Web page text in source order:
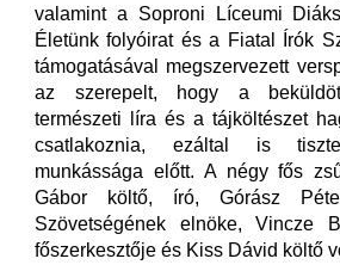
valamint a Soproni Líceumi
Életünk folyóirat és a Fiatal Írók
támogatásával megszervezett
az szerepelt, hogy a
természeti líra és a tájköltészet
csatlakoznia, ezáltal is
munkássága előtt. A négy fős
Gábor költő, író, Górász
Szövetségének elnöke, Vincze
főszerkesztője és Kiss Dávid költő